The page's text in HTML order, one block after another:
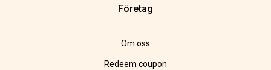
Företag
Om oss
Redeem coupon